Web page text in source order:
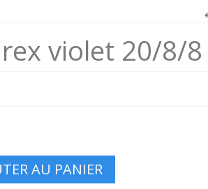
violet 20/8/8
AU PANIER